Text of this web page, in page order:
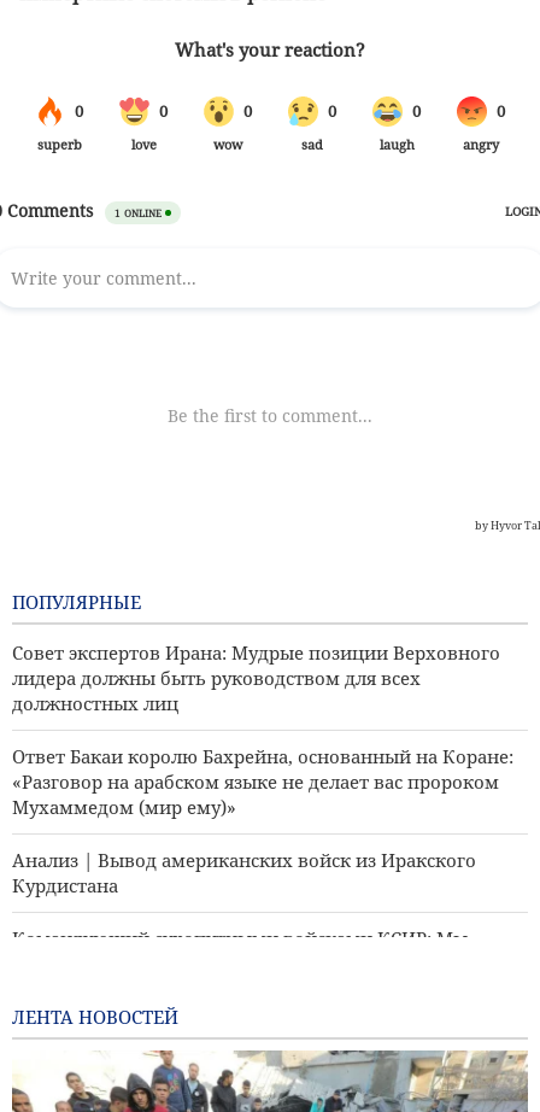
ПОПУЛЯРНЫЕ
Совет экспертов Ирана: Мудрые позиции Верховного
лидера должны быть руководством для всех
должностных лиц
Ответ Бакаи королю Бахрейна, основанный на Коране:
«Разговор на арабском языке не делает вас пророком
Мухаммедом (мир ему)»
Анализ | Вывод американских войск из Иракского
Курдистана
Командующий сухопутными войсками КСИР: Мы
Раскрыт план президента ФИФА с Трампом
Генерал Резаи: Мы нанесли Америке серьёзный удар
ЛЕНТА НОВОСТЕЙ